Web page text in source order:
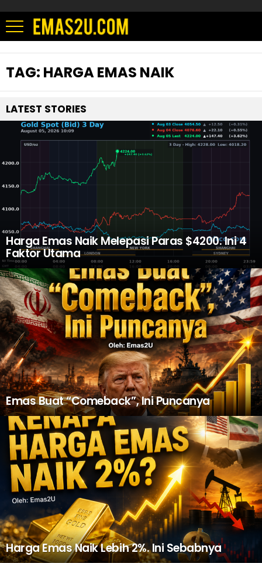
TAG: HARGA EMAS NAIK
LATEST STORIES
Harga Emas Naik Melepasi Paras $4200. Ini 4
Faktor Utama
Emas Buat “Comeback”, Ini Puncanya
Harga Emas Naik Lebih 2%. Ini Sebabnya